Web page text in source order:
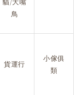
貓/大嘴
鳥
貨運行
小傢俱
類